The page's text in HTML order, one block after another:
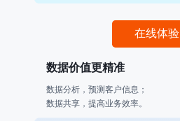
在线体验
数据价值更精准
数据分析，预测客户信息；
数据共享，提高业务效率。